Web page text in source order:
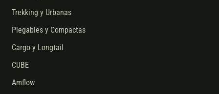
Trekking y Urbanas
Plegables y Compactas
Cargo y Longtail
CUBE
Amflow